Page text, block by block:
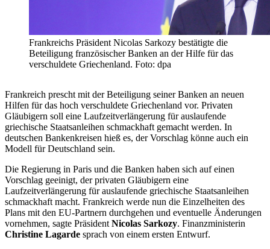
Frankreichs Präsident Nicolas Sarkozy bestätigte die
Beteiligung französischer Banken an der Hilfe für das
verschuldete Griechenland. Foto: dpa
Frankreich prescht mit der Beteiligung seiner Banken an neuen
Hilfen für das hoch verschuldete Griechenland vor. Privaten
Gläubigern soll eine Laufzeitverlängerung für auslaufende
griechische Staatsanleihen schmackhaft gemacht werden. In
deutschen Bankenkreisen hieß es, der Vorschlag könne auch ein
Modell für Deutschland sein.
Die Regierung in Paris und die Banken haben sich auf einen
Vorschlag geeinigt, der privaten Gläubigern eine
Laufzeitverlängerung für auslaufende griechische Staatsanleihen
schmackhaft macht. Frankreich werde nun die Einzelheiten des
Plans mit den EU-Partnern durchgehen und eventuelle Änderungen
vornehmen, sagte Präsident Nicolas Sarkozy. Finanzministerin
Christine Lagarde sprach von einem ersten Entwurf.